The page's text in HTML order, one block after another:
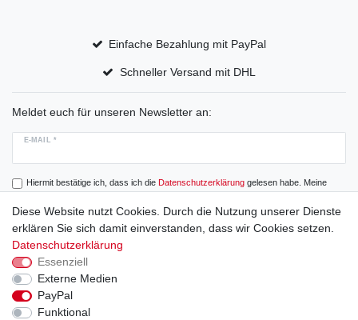
Einfache Bezahlung mit PayPal
Schneller Versand mit DHL
Meldet euch für unseren Newsletter an:
E-MAIL *
Hiermit bestätige ich, dass ich die Daten­schutz­erklärunggelesen habe. Meine
Einwilligung kann ich jederzeit widerrufen.
Abonnieren
Widerrufs­recht
Diese Website nutzt Cookies. Durch die Nutzung unserer Dienste
erklären Sie sich damit einverstanden, dass wir Cookies setzen.
Datenschutzerklärung
Essenziell
Externe Medien
PayPal
Funktional